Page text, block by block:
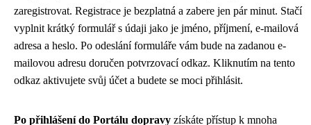
zaregistrovat. Registrace je bezplatná a zabere jen pár minut. Stačí
vyplnit krátký formulář s údaji jako je jméno, příjmení, e-mailová
adresa a heslo. Po odeslání formuláře vám bude na zadanou e-
mailovou adresu doručen potvrzovací odkaz. Kliknutím na tento
odkaz aktivujete svůj účet a budete se moci přihlásit.
Po přihlášení do Portálu dopravy získáte přístup k mnoha